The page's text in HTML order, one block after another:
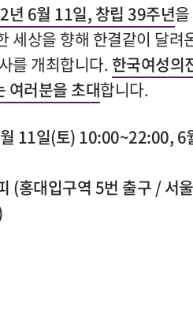
년 6월 11일,창립39주년
세상을 향해 한결같이 달려
를 개최합니다. 한국여성의
여러분을 초대합니다.
11일(토) 10:00~22:00, 6
(홍대입구역5번 출구/서